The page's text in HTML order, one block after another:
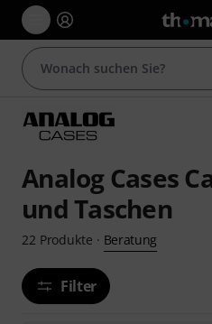
Analog Cases
und Taschen
22 Produkte · Beratung
Filter